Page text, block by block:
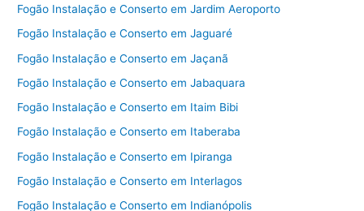
Fogão Instalação e Conserto em Jardim Aeroporto
Fogão Instalação e Conserto em Jaguaré
Fogão Instalação e Conserto em Jaçanã
Fogão Instalação e Conserto em Jabaquara
Fogão Instalação e Conserto em Itaim Bibi
Fogão Instalação e Conserto em Itaberaba
Fogão Instalação e Conserto em Ipiranga
Fogão Instalação e Conserto em Interlagos
Fogão Instalação e Conserto em Indianópolis